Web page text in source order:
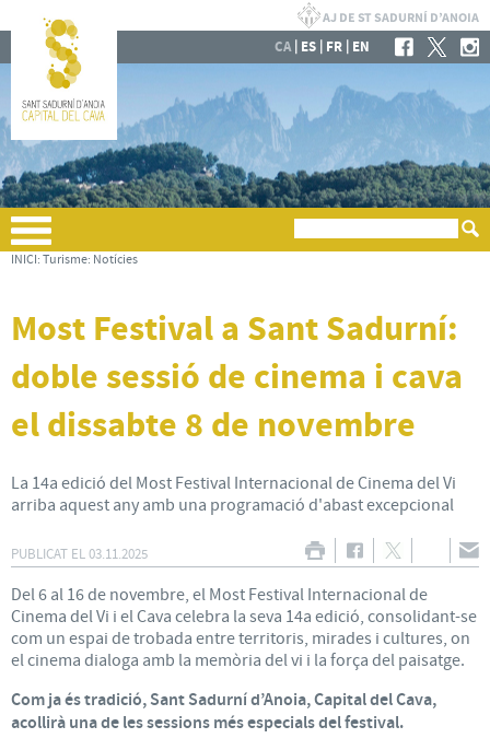
CA| ES | FR | EN
INICI: Turisme: Notícies
Most Festival a Sant Sadurní:
doble sessió de cinema i cava
el dissabte 8 de novembre
La 14a edició del Most Festival Internacional de Cinema del Vi
arriba aquest any amb una programació d'abast excepcional
PUBLICAT EL03.11.2025
Del 6 al 16 de novembre, el Most Festival Internacional de
Cinema del Vi i el Cava celebra la seva 14a edició, consolidant-se
com un espai de trobada entre territoris, mirades i cultures, on
el cinema dialoga amb la memòria del vi i la força del paisatge.
Com ja és tradició, Sant Sadurní d’Anoia, Capital del Cava,
acollirà una de les sessions més especials del festival.